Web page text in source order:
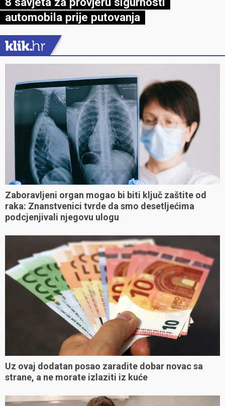
automobila prije putovanja
Zaboravljeni organ mogao bi biti ključ zaštite od
raka: Znanstvenici tvrde da smo desetljećima
podcjenjivali njegovu ulogu
Uz ovaj dodatan posao zaradite dobar novac sa
strane, a ne morate izlaziti iz kuće